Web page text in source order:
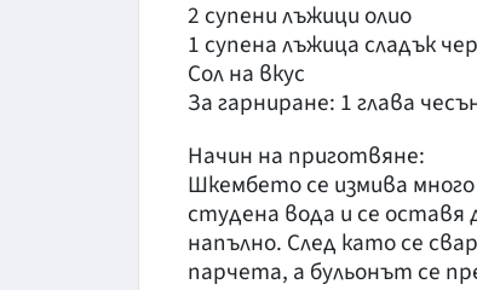
2 супени лъжици олио
1 супена лъжица сладък
Сол на вкус
За гарниране: 1 глава
Начин на приготвяне:
Шкембето се измива
студена вода и се оставя
напълно. След като се
парчета, а бульонът се